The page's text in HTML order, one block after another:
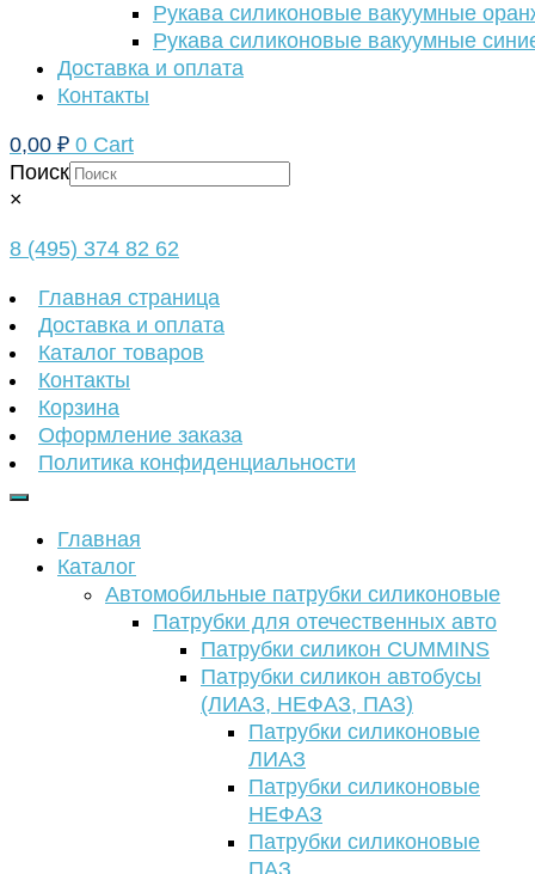
Рукава силиконовые вакуумные
Рукава силиконовые вакуумные
Доставка и оплата
Контакты
0,00 ₽ 0 Cart
Поиск
×
8 (495) 374 82 62
Главная страница
Доставка и оплата
Каталог товаров
Контакты
Корзина
Оформление заказа
Политика конфиденциальности
Главная
Каталог
Автомобильные патрубки силиконовые
Патрубки для отечественных авто
Патрубки силикон CUMMINS
Патрубки силикон автобусы
(ЛИАЗ, НЕФАЗ, ПАЗ)
Патрубки силиконовые
ЛИАЗ
Патрубки силиконовые
НЕФАЗ
Патрубки силиконовые
ПАЗ